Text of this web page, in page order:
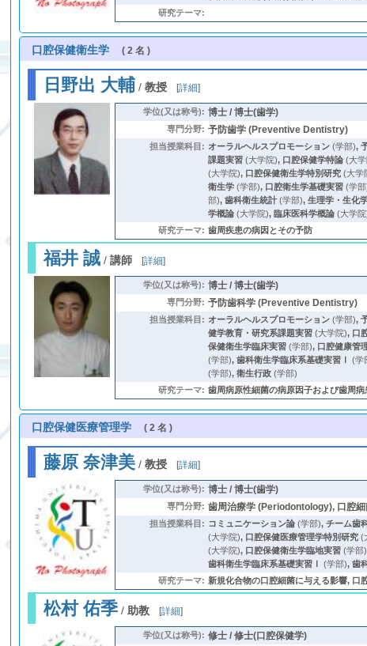
研究テーマ:
口腔保健衛生学 ( 2 名 )
日野出 大輔 /教授 [詳細]
学位(又は称号): 博士 / 博士(歯学)
専門分野: 予防歯学 (Preventive Dentistry)
担当授業科目: オーラルヘルスプロモーション (学部),
課題実習 (大学院), 口腔保健学特論 (大
(大学院), 口腔保健衛生学特別研究 (大学
衛生学 (学部), 口腔衛生学基礎実習 (学
部),歯科衛生統計 (学部),生理学・生化
学概論 (大学院),臨床医科学概論 (大学
研究テーマ: 歯周疾患の病因とその予防
福井 誠 /講師 [詳細]
学位(又は称号): 博士 / 博士(歯学)
専門分野: 予防歯科学 (Preventive Dentistry)
担当授業科目: オーラルヘルスプロモーション (学部),
健学教育・研究系課題実習 (大学院), 口
保健衛生学臨床実習 (学部), 口腔健康管
(学部),歯科衛生学臨床系基礎実習Ⅰ (学
(学部),衛生行政 (学部)
研究テーマ: 歯周病原性細菌の病原因子および歯周
口腔保健医療管理学 ( 2 名 )
藤原 奈津美 /教授 [詳細]
学位(又は称号): 博士 / 博士(歯学)
専門分野: 歯周治療学 (Periodontology), 口腔
担当授業科目: コミュニケーション論 (学部),チーム歯
(大学院), 口腔保健医療管理学特別研究 (
(大学院), 口腔保健衛生学臨地実習 (学部)
歯科衛生学臨床系基礎実習Ⅰ (学部),歯
研究テーマ: 新規化合物の口腔細菌に与える影響, 口
松村 佑季 / 助教 [詳細]
学位(又は称号): 修士 / 修士(口腔保健学)